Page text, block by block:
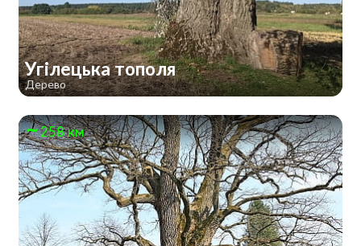
Угілецька тополя
Дерево
258 км